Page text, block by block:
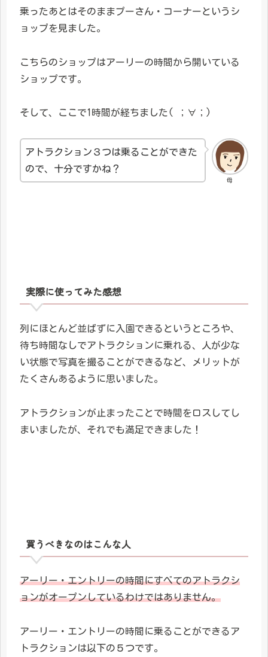
乗ったあとはそのままプーさん・コーナーというシ
ョップを見ました。
こちらのショップはアーリーの時間から開いている
ショップです。
そして、ここで1時間が経ちました( ；∀；)
母
アトラクション３つは乗ることができた
ので、十分ですかね？
実際に使ってみた感想
列にほとんど並ばずに入園できるというところや、
待ち時間なしでアトラクションに乗れる、人が少な
い状態で写真を撮ることができるなど、メリットが
たくさんあるように思いました。
アトラクションが止まったことで時間をロスしてし
まいましたが、それでも満足できました！
買うべきなのはこんな人
アーリー・エントリーの時間にすべてのアトラクシ
ョンがオープンしているわけではありません。
アーリー・エントリーの時間に乗ることができるア
トラクションは以下の５つです。